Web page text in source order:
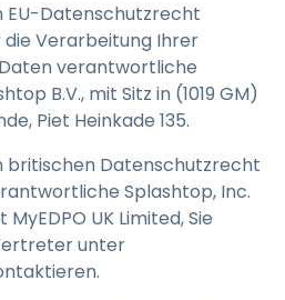
EU-Datenschutzrecht
Verarbeitung Ihrer
verantwortliche
B.V., mit Sitz in (1019 GM)
Piet Heinkade 135.
britischen Datenschutzrecht
Splashtop, Inc.
UK Limited, Sie
unter